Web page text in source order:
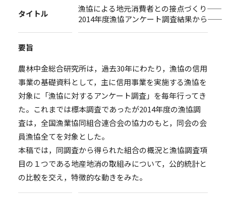
タイトル
漁協による地元消費者との接点づくり――
2014年度漁協アンケート調査結果から――
要旨
農林中金総合研究所は，過去30年にわたり，漁協の信用
事業の基礎資料として，主に信用事業を実施する漁協を
対象に「漁協に対するアンケート調査」を毎年行ってき
た。これまでは標本調査であったが2014年度の漁協調
査は，全国漁業協同組合連合会の協力のもと，同会の会
員漁協全てを対象とした。
本稿では，同調査から得られた組合の概況と漁協調査項
目の１つである地産地消の取組みについて，公的統計と
の比較を交え，特徴的な動きをみた。